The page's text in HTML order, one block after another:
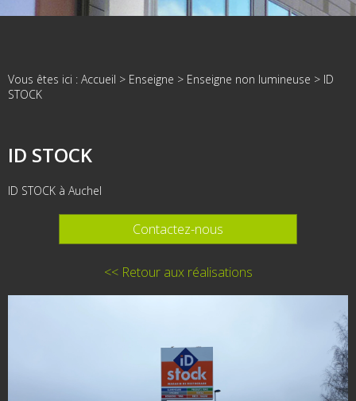
Vous êtes ici : Accueil > Enseigne > Enseigne non lumineuse > ID
STOCK
ID STOCK
ID STOCK à Auchel
Contactez-nous
<< Retour aux réalisations